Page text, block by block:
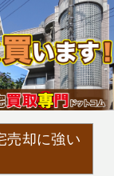
売却に強い